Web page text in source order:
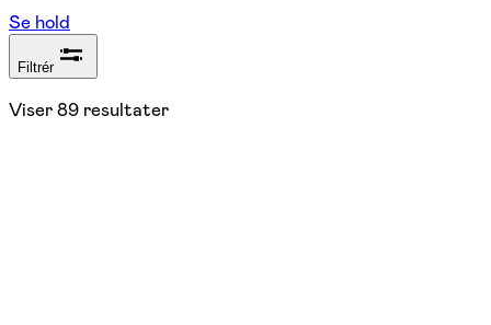
Se hold
Filtrér
Viser89 resultater